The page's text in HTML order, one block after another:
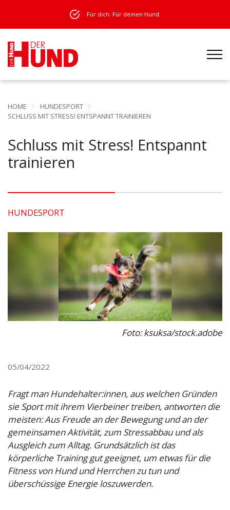
Für dich. Für deinen Hund.
HOME
HUNDESPORT
SCHLUSS MIT STRESS! ENTSPANNT TRAINIEREN
Schluss mit Stress! Entspannt
trainieren
HUNDESPORT
Foto: ksuksa/stock.adobe
05/04/2022
Fragt man Hundehalter:innen, aus welchen Gründen
sie Sport mit ihrem Vierbeiner treiben, antworten die
meisten: Aus Freude an der Bewegung und an der
gemeinsamen Aktivität, zum Stressabbau und als
Ausgleich zum Alltag. Grundsätzlich ist das
körperliche Training gut geeignet, um etwas für die
Fitness von Hund und Herrchen zu tun und
überschüssige Energie loszuwerden.